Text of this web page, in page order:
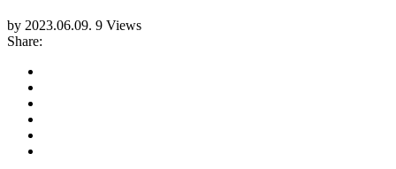
by 2023.06.09. 9 Views
Share: